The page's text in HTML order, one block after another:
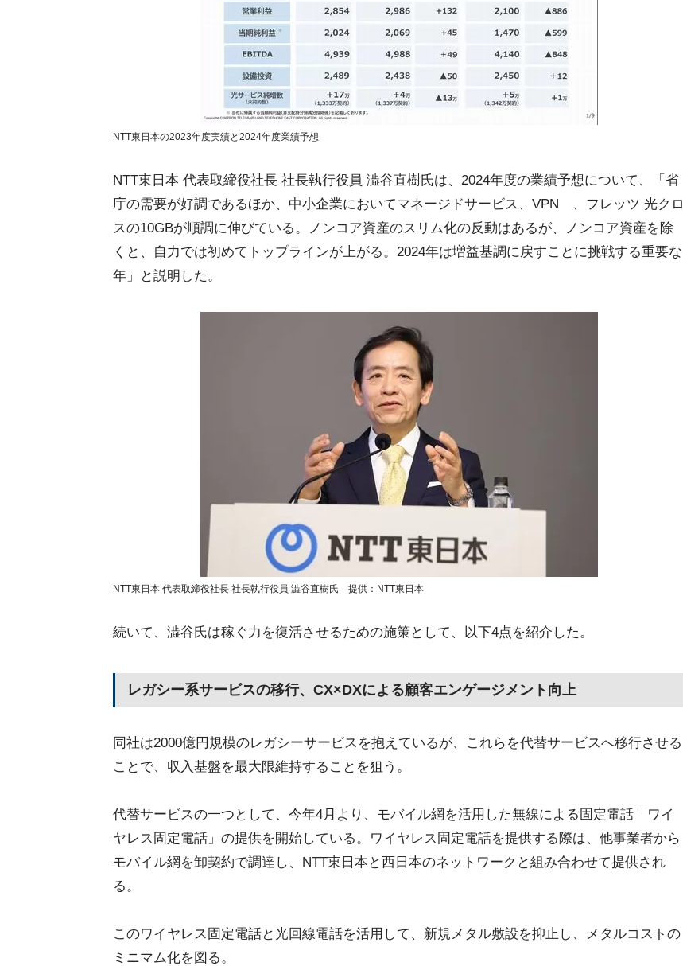
NTT東日本の2023年度実績と2024年度業績予想
NTT東日本 代表取締役社長 社長執行役員 澁谷直樹氏は、2024年度の業績予想について、「省
庁の需要が好調であるほか、中小企業においてマネージドサービス、VPN 、フレッツ 光クロ
スの10GBが順調に伸びている。ノンコア資産のスリム化の反動はあるが、ノンコア資産を除
くと、自力では初めてトップラインが上がる。2024年は増益基調に戻すことに挑戦する重要な
年」と説明した。
NTT東日本 代表取締役社長 社長執行役員 澁谷直樹氏 提供：NTT東日本
続いて、澁谷氏は稼ぐ力を復活させるための施策として、以下4点を紹介した。
レガシー系サービスの移行、CX×DXによる顧客エンゲージメント向上
同社は2000億円規模のレガシーサービスを抱えているが、これらを代替サービスへ移行させる
ことで、収入基盤を最大限維持することを狙う。
代替サービスの一つとして、今年4月より、モバイル網を活用した無線による固定電話「ワイ
ヤレス固定電話」の提供を開始している。ワイヤレス固定電話を提供する際は、他事業者から
モバイル網を卸契約で調達し、NTT東日本と西日本のネットワークと組み合わせて提供され
る。
このワイヤレス固定電話と光回線電話を活用して、新規メタル敷設を抑止し、メタルコストの
ミニマム化を図る。